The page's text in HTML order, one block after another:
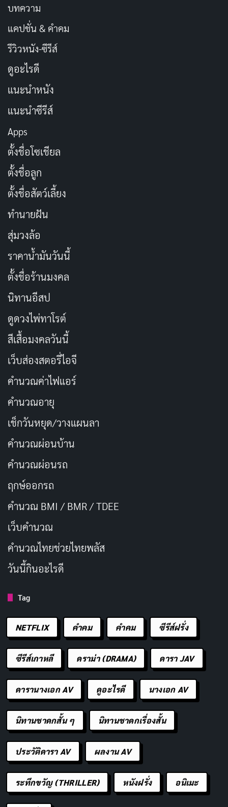
อย่างแนบเนียน ทำให้ผู้ชมชาวไทยรู้สึกเชื่อมโยงและขนลุก
ยิ่งกว่าเดิม
การแสดงของ
ของหนัง เธอถ่ายทอดความเข้มข้นแบบเงียบๆ ได้น่า
ประทับใจ อิงพยายามซ่อนตัวเองให้อยู่ใต้เรดาร์ แต่
สถานการณ์บังคับให้เธอต้องเผชิญหน้ากับความจริงทีละ
น้อย การเปลี่ยนแปลงจากเด็กสาวที่สับสนสู่คนที่เริ่มตั้ง
คำถามและต่อต้าน ทำให้ผู้ชมเอาใจช่วยได้เต็มที่ มันไม่ใช่
แค่การแสดง แต่เป็นการสะท้อนชีวิตวัยรุ่นที่ต้องดิ้นรน
ท่ามกลางแรงกดดันจากภายนอกและภายใน
เหล่านักแสดงสมทบก็ไม่น้อยหน้า เพื่อนร่วมชั้นที่ดูไร้เดียง
สาแต่ซ่อนความลับเอาไว้ รุ่นพี่ที่ใช้อำนาจอย่างโหดเหี้ยม
ทุกคนช่วยสร้างไดนามิกที่ตึงเครียด ผู้กำกับ
จัดการกับความสัมพันธ์เหล่านี้ได้ดี ตั้งแต่ฉากในหอพักที่
แออัด ไปจนถึงพิธีกรรมทดสอบความเชื่อฟังที่ชวนขนลุก
การกำกับเน้นบรรยากาศมากกว่าฉากเลือดสาด ทำให้ความ
หลอนค่อยๆ ก่อตัวจนถึงจุดเดือด โดยไม่รีบร้อนเกินไป
ภาพยนตร์ใช้แสงและเงาแบบคลาสสิกแต่ได้ผลดี ทะเลที่
ล้อมเกาะดูสงบแต่ซ่อนอันตราย ทางเดินเปลี่ยวที่ก้อง
ความรู้สึกโดดเดี่ยว มันไม่ใช่การคิดค้นใหม่ แต่การนำเสนอ
ที่แนบเนียนทำให้ผู้ชมรู้สึกอึดอัดจริงๆ ผู้กำกับยังแทรก
จิตวิทยาเข้าไป เช่น การต่อกรระหว่างอำนาจกับการต่อ
ทำให้หนังมีสารที่ลึกซึ้งกว่าระดับสยองขวัญทั่วไป
จังหวะการเล่าเรื่องใน แม่ซื้อจัดการได้อย่างลงตัว ช่วงแรก
ช้าแต่ช่วยสร้างความไม่สบายใจให้สะสม ก่อนจะเร่งสปีด
เข้าสู่จุดพลิกผันที่ทำให้เดิมพันสูงขึ้น การพัฒนาตัวละคร
ของอิงชัดเจน เธอเติบโตจากคนนอกที่ไม่แน่ใจสู่คนที่กล้า
ท้าทายระบบ ผู้ชมเลยรู้สึกผูกพันและอยากเห็นเธอรอดพ้น
บทความ
แคปชั่น & คำคม
รีวิวหนัง-ซีรีส์
ดูอะไรดี
แนะนำหนัง
แนะนำซีรีส์
Apps
ตั้งชื่อโซเชียล
ตั้งชื่อลูก
ตั้งชื่อสัตว์เลี้ยง
ทำนายฝัน
สุ่มวงล้อ
ราคาน้ำมันวันนี้
ตั้งชื่อร้านมงคล
นิทานอีสป
ดูดวงไพ่ทาโรต์
สีเสื้อมงคลวันนี้
เว็บส่องสตอรี่ไอจี
คำนวณค่าไฟแอร์
คำนวณอายุ
เช็กวันหยุด/วางแผนลา
คำนวณผ่อนบ้าน
คำนวณผ่อนรถ
ฤกษ์ออกรถ
คำนวณ BMI / BMR / TDEE
เว็บคํานวณ
คํานวณไทยช่วยไทยพลัส
วันนี้กินอะไรดี
Tag
NETFLIX คำคม คําคม ซีรีส์ฝรั่ง
ซีรีส์เกาหลี ดราม่า (DRAMA) ดารา JAV
ดารานางเอก AV ดูอะไรดี นางเอก AV
นิทานชาดกสั้น ๆ นิทานชาดกเรื่องสั้น
ประวัติดารา AV ผลงาน AV
ระทึกขวัญ (THRILLER) หนังฝรั่ง อนิเมะ